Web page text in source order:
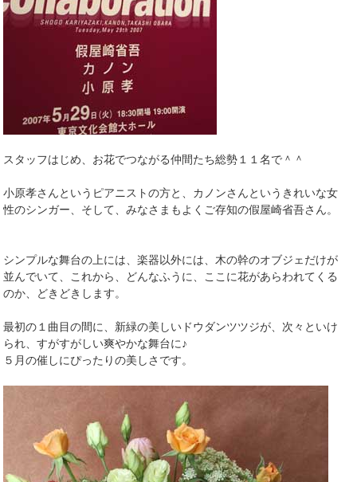
スタッフはじめ、お花でつながる仲間たち総勢１１名で＾＾
小原孝さんというピアニストの方と、カノンさんというきれいな女
性のシンガー、そして、みなさまもよくご存知の假屋崎省吾さん。
シンプルな舞台の上には、楽器以外には、木の幹のオブジェだけが
並んでいて、これから、どんなふうに、ここに花があらわれてくる
のか、どきどきします。
最初の１曲目の間に、新緑の美しいドウダンツツジが、次々といけ
られ、すがすがしい爽やかな舞台に♪
５月の催しにぴったりの美しさです。